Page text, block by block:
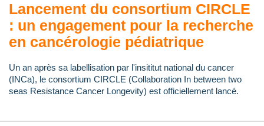
Lancement du consortium CIRCLE
: un engagement pour la recherche
en cancérologie pédiatrique
Un an après sa labellisation par l'insititut national du cancer
(INCa), le consortium CIRCLE (Collaboration In between two
seas Resistance Cancer Longevity) est officiellement lancé.